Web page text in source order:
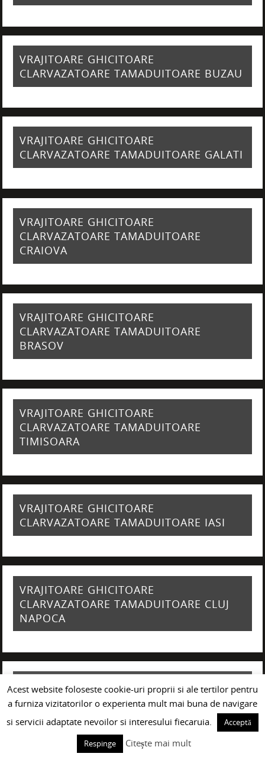
VRAJITOARE GHICITOARE
CLARVAZATOARE TAMADUITOARE BUZAU
VRAJITOARE GHICITOARE
CLARVAZATOARE TAMADUITOARE GALATI
VRAJITOARE GHICITOARE
CLARVAZATOARE TAMADUITOARE
CRAIOVA
VRAJITOARE GHICITOARE
CLARVAZATOARE TAMADUITOARE
BRASOV
VRAJITOARE GHICITOARE
CLARVAZATOARE TAMADUITOARE
TIMISOARA
VRAJITOARE GHICITOARE
CLARVAZATOARE TAMADUITOARE IASI
VRAJITOARE GHICITOARE
CLARVAZATOARE TAMADUITOARE CLUJ
NAPOCA
VRAJITOARE GHICITOARE
CLARVAZATOARE TAMADUITOARE
Acest website foloseste cookie-uri proprii si ale tertilor pentru
a furniza vizitatorilor o experienta mult mai buna de navigare
si servicii adaptate nevoilor si interesului fiecaruia.
Acceptă
Respinge
Citește mai mult